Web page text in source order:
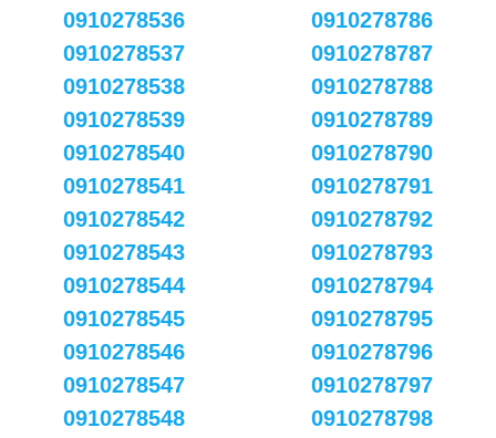
0910278536
0910278537
0910278538
0910278539
0910278540
0910278541
0910278542
0910278543
0910278544
0910278545
0910278546
0910278547
0910278548
0910278786
0910278787
0910278788
0910278789
0910278790
0910278791
0910278792
0910278793
0910278794
0910278795
0910278796
0910278797
0910278798